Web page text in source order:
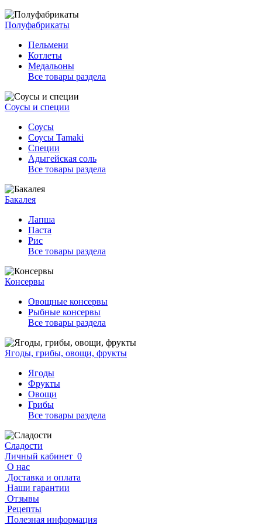
Полуфабрикаты
Пельмени
Котлеты
Медальоны
Все товары раздела
Соусы и специи
Соусы
Соусы Tamaki
Специи
Адыгейская соль
Все товары раздела
Бакалея
Лапша
Паста
Рис
Все товары раздела
Консервы
Овощные консервы
Рыбные консервы
Все товары раздела
Ягоды, грибы, овощи, фрукты
Ягоды
Фрукты
Овощи
Грибы
Все товары раздела
Сладости
Личный кабинет 0
О нас
Доставка и оплата
Наши гарантии
Отзывы
Рецепты
Полезная информация